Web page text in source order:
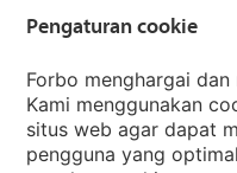
Pengaturan cookie
Forbo menghargai
Kami menggunakan
situs web agar dapat
pengguna yang